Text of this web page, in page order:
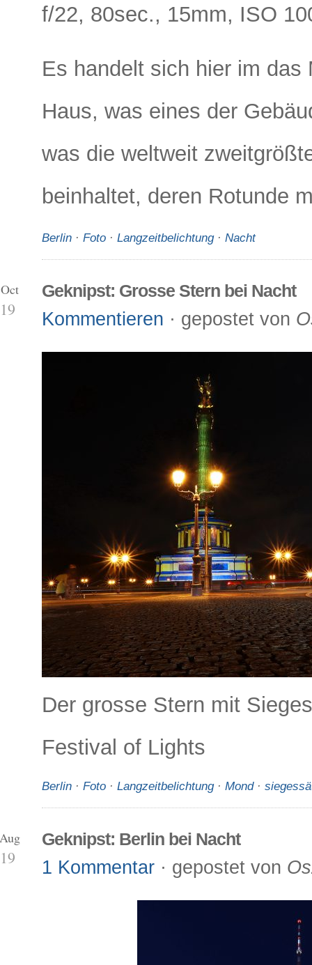
f/22, 80sec., 15mm, ISO
Es handelt sich hier im das
Haus, was eines der
was die weltweit
beinhaltet, deren Rotunde
Berlin · Foto · Langzeitbelichtung· Nacht
Geknipst: Grosse Stern bei Nacht
Kommentieren · gepostet von
Der grosse Stern mit
Festival of Lights
Berlin · Foto · Langzeitbelichtung· Mond·
Geknipst: Berlin bei Nacht
1 Kommentar · gepostet von